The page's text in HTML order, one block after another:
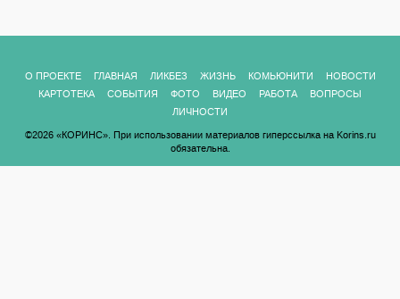
О ПРОЕКТЕ ГЛАВНАЯ ЛИКБЕЗ ЖИЗНЬ КОМЬЮНИТИ
НОВОСТИ
КАРТОТЕКА
СОБЫТИЯ ФОТО ВИДЕО РАБОТА
ВОПРОСЫ
ЛИЧНОСТИ
©2026 «КОРИНС». При использовании материалов гиперссылка на Korins.ru
обязательна.